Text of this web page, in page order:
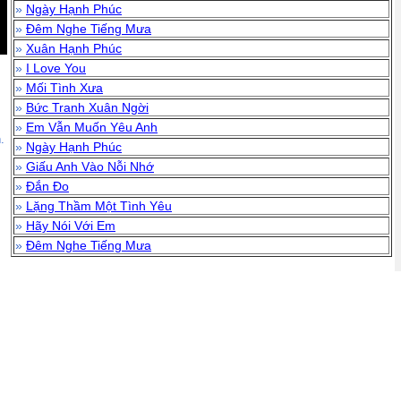
» Ngày Hạnh Phúc
» Đêm Nghe Tiếng Mưa
» Xuân Hạnh Phúc
» I Love You
» Mối Tình Xưa
» Bức Tranh Xuân Ngời
» Em Vẫn Muốn Yêu Anh
» Ngày Hạnh Phúc
» Giấu Anh Vào Nỗi Nhớ
» Đắn Đo
» Lặng Thầm Một Tình Yêu
» Hãy Nói Với Em
» Đêm Nghe Tiếng Mưa